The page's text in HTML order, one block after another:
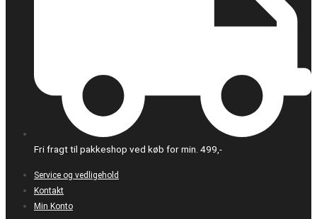
Fri fragt til pakkeshop ved køb for min. 499,-
Service og vedligehold
Kontakt
Min Konto